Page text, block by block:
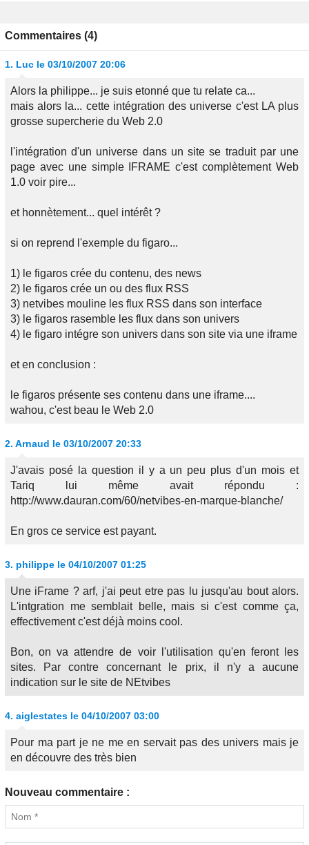
Commentaires (4)
1. Luc le 03/10/2007 20:06
Alors la philippe... je suis etonné que tu relate ca...
mais alors la... cette intégration des universe c'est LA plus
grosse supercherie du Web 2.0
l'intégration d'un universe dans un site se traduit par une
page avec une simple IFRAME c'est complètement Web
1.0 voir pire...
et honnètement... quel intérêt ?
si on reprend l'exemple du figaro...
1) le figaros crée du contenu, des news
2) le figaros crée un ou des flux RSS
3) netvibes mouline les flux RSS dans son interface
3) le figaros rasemble les flux dans son univers
4) le figaro intégre son univers dans son site via une iframe
et en conclusion :
le figaros présente ses contenu dans une iframe....
wahou, c'est beau le Web 2.0
2. Arnaud le 03/10/2007 20:33
J'avais posé la question il y a un peu plus d'un mois et
Tariq lui même avait répondu :
http://www.dauran.com/60/netvibes-en-marque-blanche/
En gros ce service est payant.
3. philippe le 04/10/2007 01:25
Une iFrame ? arf, j'ai peut etre pas lu jusqu'au bout alors.
L'intgration me semblait belle, mais si c'est comme ça,
effectivement c'est déjà moins cool.
Bon, on va attendre de voir l'utilisation qu'en feront les
sites. Par contre concernant le prix, il n'y a aucune
indication sur le site de NEtvibes
4. aiglestates le 04/10/2007 03:00
Pour ma part je ne me en servait pas des univers mais je
en découvre des très bien
Nouveau commentaire :